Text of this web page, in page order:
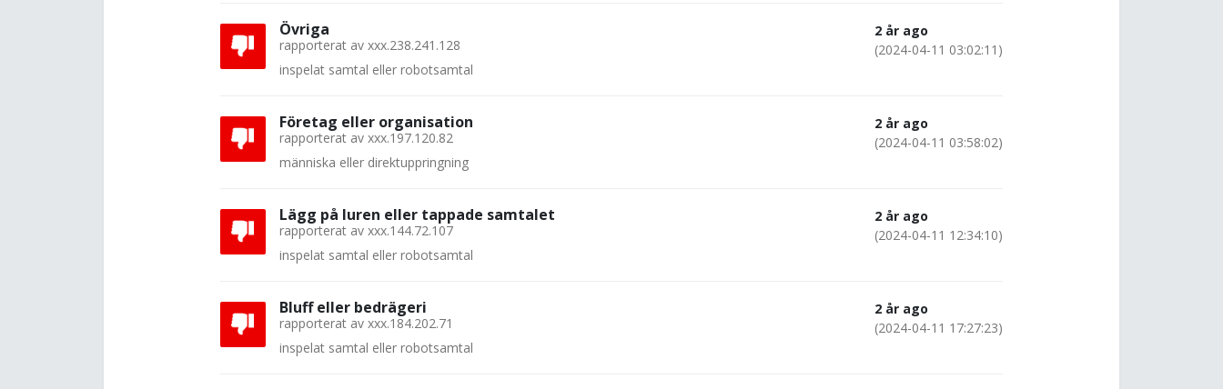
Övriga
rapporterat av xxx.238.241.128
inspelat samtal eller robotsamtal
2 år ago
(2024-04-11 03:02:11)
Företag eller organisation
rapporterat av xxx.197.120.82
människa eller direktuppringning
2 år ago
(2024-04-11 03:58:02)
Lägg på luren eller tappade samtalet
rapporterat av xxx.144.72.107
inspelat samtal eller robotsamtal
2 år ago
(2024-04-11 12:34:10)
Bluff eller bedrägeri
rapporterat av xxx.184.202.71
inspelat samtal eller robotsamtal
2 år ago
(2024-04-11 17:27:23)